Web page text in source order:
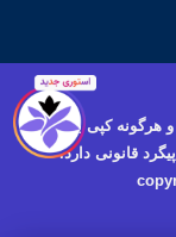
هرگونه کپی برداری و
قانونی دارد.